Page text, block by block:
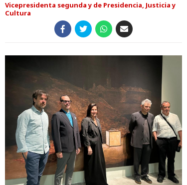
Vicepresidenta segunda y de Presidencia, Justicia y
Cultura